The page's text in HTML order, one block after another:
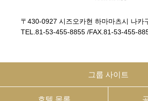
〒430-0927 시즈오카현 하마마츠시 나카
TEL. 81-53-455-8855 /FAX.81-53-455-
그룹 사이트
호텔 목록